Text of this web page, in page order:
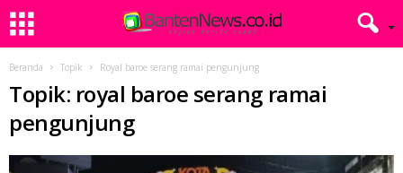
Beranda Topik Royal baroe serang ramai pengunjung
Topik: royal baroe serang ramai
pengunjung